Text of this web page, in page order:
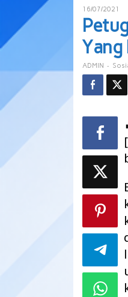
16/07/2021
Yang
ADMIN -